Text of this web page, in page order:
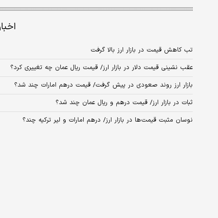
تب کاهش قیمت در بازار ارز بالا گرفت
عقب نشینی قیمت دلار در بازار ارز/ قیمت ریال عمان چه تغییری کرد؟
بازار ارز روند صعودی در پیش گرفت/ قیمت درهم امارات چند شد؟
ثبات در بازار ارز/ قیمت درهم و ریال عمان چند شد؟
نوسان مثبت قیمت‌ها در بازار ارز/ درهم امارات و لیر ترکیه چند؟